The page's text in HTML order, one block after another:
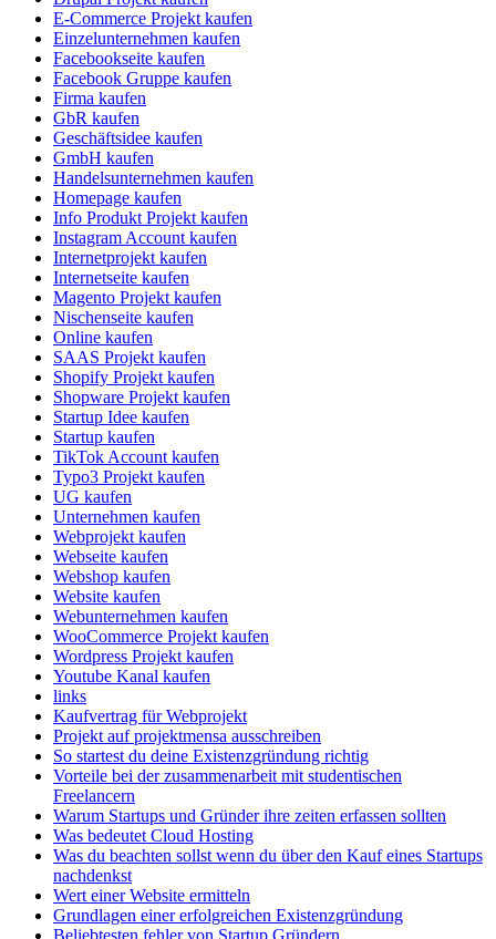
E-Commerce Projekt kaufen
Einzelunternehmen kaufen
Facebookseite kaufen
Facebook Gruppe kaufen
Firma kaufen
GbR kaufen
Geschäftsidee kaufen
GmbH kaufen
Handelsunternehmen kaufen
Homepage kaufen
Info Produkt Projekt kaufen
Instagram Account kaufen
Internetprojekt kaufen
Internetseite kaufen
Magento Projekt kaufen
Nischenseite kaufen
Online kaufen
SAAS Projekt kaufen
Shopify Projekt kaufen
Shopware Projekt kaufen
Startup Idee kaufen
Startup kaufen
TikTok Account kaufen
Typo3 Projekt kaufen
UG kaufen
Unternehmen kaufen
Webprojekt kaufen
Webseite kaufen
Webshop kaufen
Website kaufen
Webunternehmen kaufen
WooCommerce Projekt kaufen
Wordpress Projekt kaufen
Youtube Kanal kaufen
links
Kaufvertrag für Webprojekt
Projekt auf projektmensa ausschreiben
So startest du deine Existenzgründung richtig
Vorteile bei der zusammenarbeit mit studentischen
Freelancern
Warum Startups und Gründer ihre zeiten erfassen sollten
Was bedeutet Cloud Hosting
Was du beachten sollst wenn du über den Kauf eines Startups
nachdenkst
Wert einer Website ermitteln
Grundlagen einer erfolgreichen Existenzgründung